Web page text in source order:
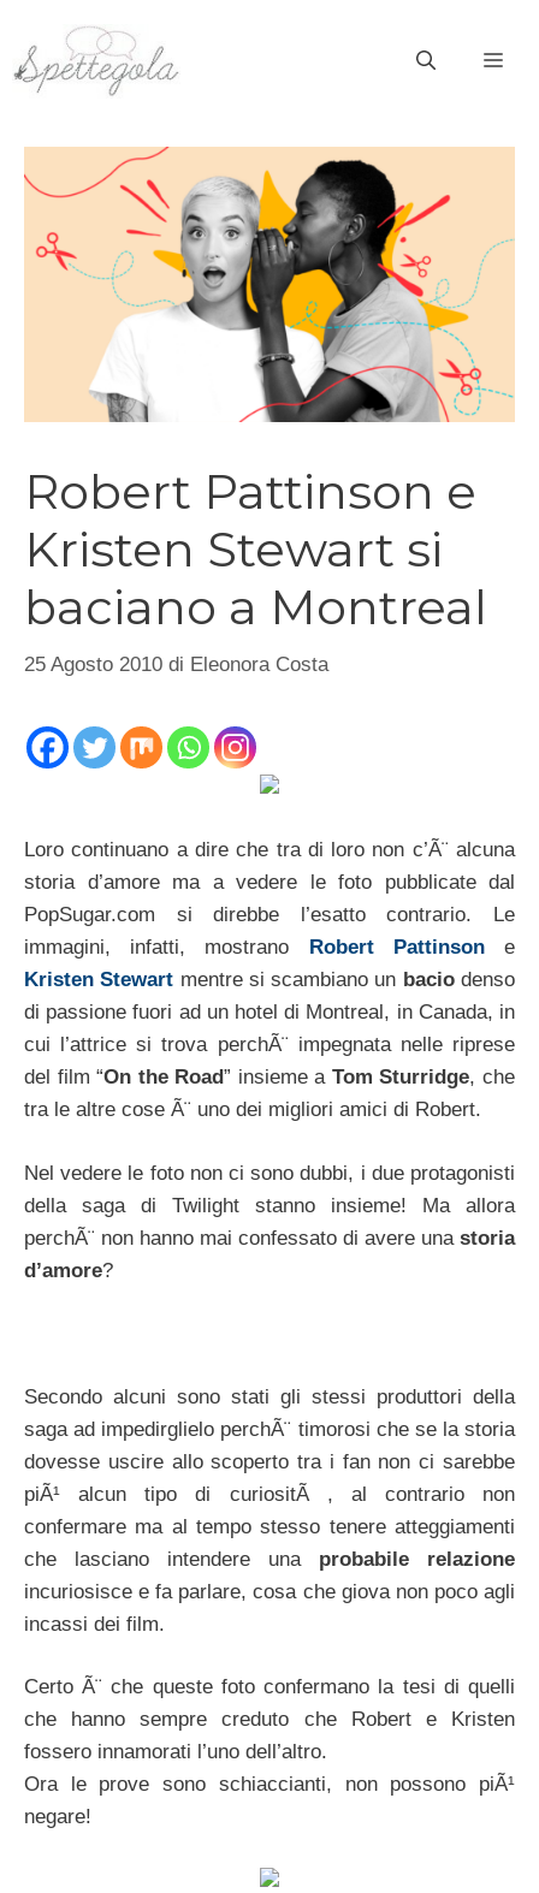
contenuto
Robert Pattinson e
Kristen Stewart si
baciano a Montreal
25 Agosto 2010 di Eleonora Costa
Loro continuano a dire che tra di loro non c’Ã¨ alcuna
storia d’amore ma a vedere le foto pubblicate dal
PopSugar.com si direbbe l’esatto contrario. Le
immagini, infatti, mostrano
Robert Pattinsone
Kristen Stewart mentre si scambiano un baciodenso
di passione fuori ad un hotel di Montreal, in Canada, in
cui l’attrice si trova perchÃ¨ impegnata nelle riprese
del film “On the Road” insieme a Tom Sturridge, che
tra le altre cose Ã¨ uno dei migliori amici di Robert.
Nel vedere le foto non ci sono dubbi, i due protagonisti
della saga di Twilight stanno insieme! Ma allora
perchÃ¨ non hanno mai confessato di avere una storia
d’amore?
Secondo alcuni sono stati gli stessi produttori della
saga ad impedirglielo perchÃ¨ timorosi che se la storia
dovesse uscire allo scoperto tra i fan non ci sarebbe
piÃ¹ alcun tipo di curiositÃ , al contrario non
confermare ma al tempo stesso tenere atteggiamenti
che lasciano intendere una probabile relazione
incuriosisce e fa parlare, cosa che giova non poco agli
incassi dei film.
Certo Ã¨ che queste foto confermano la tesi di quelli
che hanno sempre creduto che Robert e Kristen
fossero innamorati l’uno dell’altro.
Ora le prove sono schiaccianti, non possono piÃ¹
negare!